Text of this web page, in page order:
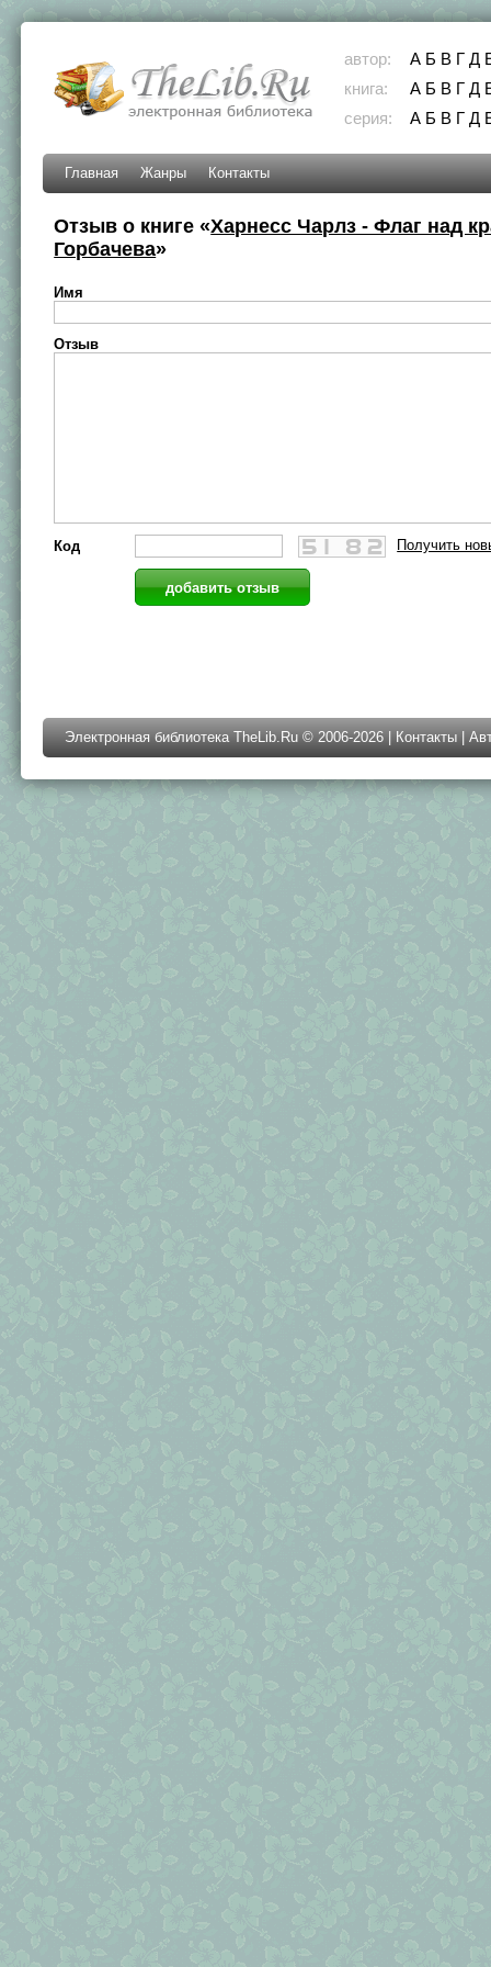
автор: А Б В Г Д
книга:
А Б В Г Д
серия:
А Б В Г Д
Главная Жанры Контакты
Отзыв о книге «Харнесс Чарлз - Флаг над
Горбачева»
Имя
Отзыв
Код Получить
Электронная библиотека TheLib.Ru © 2006-2026 | Контакты |